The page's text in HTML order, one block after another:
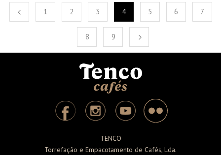
1 2 3 4 5 6 7
8 9
TENCO
Torrefação e Empacotamento de Cafés, Lda.